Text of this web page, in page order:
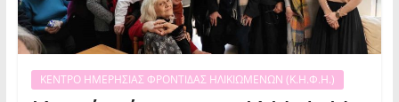
ΚΕΝΤΡΟ ΗΜΕΡΗΣΙΑΣ ΦΡΟΝΤΙΔΑΣ ΗΛΙΚΙΩΜΕΝΩΝ (Κ.Η.Φ.Η.)